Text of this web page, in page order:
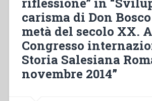
carisma di Don
metà del secolo XX.
Congresso
Storia Salesiana
novembre 2014”